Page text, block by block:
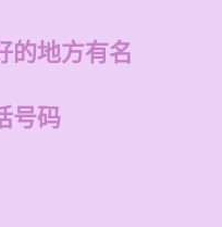
的地方有名
号码